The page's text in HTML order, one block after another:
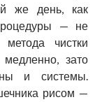
же день, как
— не
чистки
зато
и системы.
рисом —